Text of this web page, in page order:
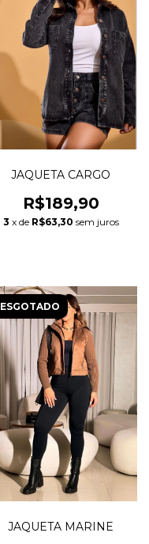
JAQUETA CARGO
R$189,90
3 x de R$63,30 sem juros
ESGOTADO
JAQUETA MARINE